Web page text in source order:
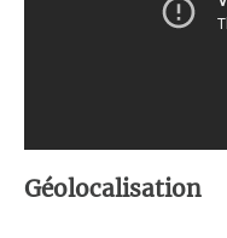
Géolocalisation